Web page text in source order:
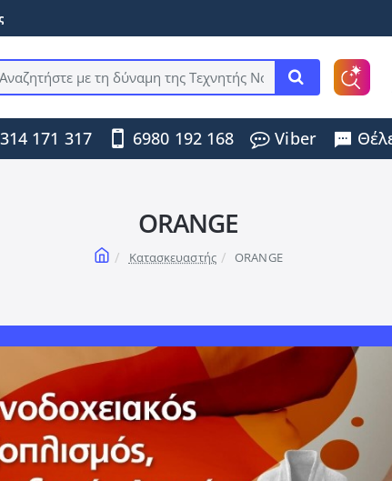
171 317 6980 192 168 Viber
ORANGE
homeΚατασκευαστής ORANGE